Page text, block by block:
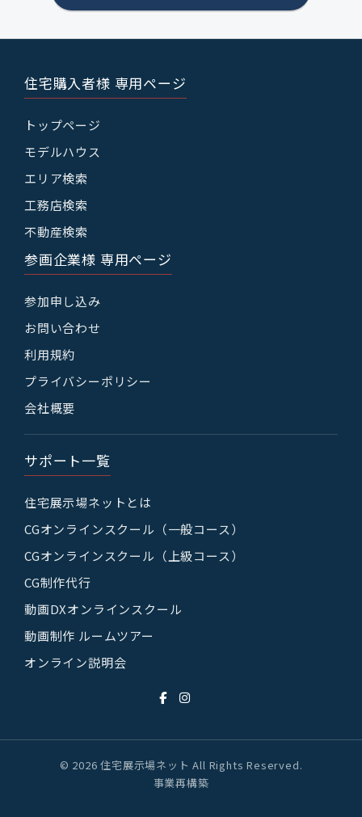
住宅購入者様 専用ページ
トップページ
モデルハウス
エリア検索
工務店検索
不動産検索
参画企業様 専用ページ
参加申し込み
お問い合わせ
利用規約
プライバシーポリシー
会社概要
サポート一覧
住宅展示場ネットとは
CGオンラインスクール（一般コース）
CGオンラインスクール（上級コース）
CG制作代行
動画DXオンラインスクール
動画制作 ルームツアー
オンライン説明会
© 2026 住宅展示場ネット All Rights Reserved.
事業再構築